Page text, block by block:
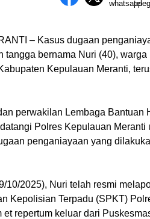
– Kasus dugaan
tangga bernama Nuri (40), warga
Kepulauan Meranti,
perwakilan Lembaga Bantuan
Polres Kepulauan Meranti
penganiayaan yang
10/2025), Nuri telah resmi
Kepolisian Terpadu (SPKT)
repertum keluar dari